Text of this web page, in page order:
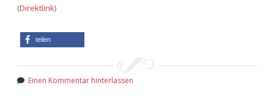
Adventskalender 2022
(Direktlink)
teilen
Einen Kommentar hinterlassen